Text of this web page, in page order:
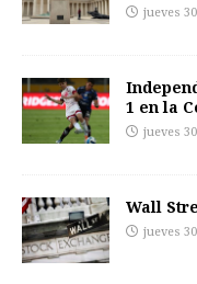
jueves
1 en la
jueves
Wall
jueves